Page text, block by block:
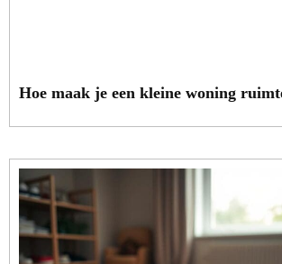
Hoe maak je een kleine woning